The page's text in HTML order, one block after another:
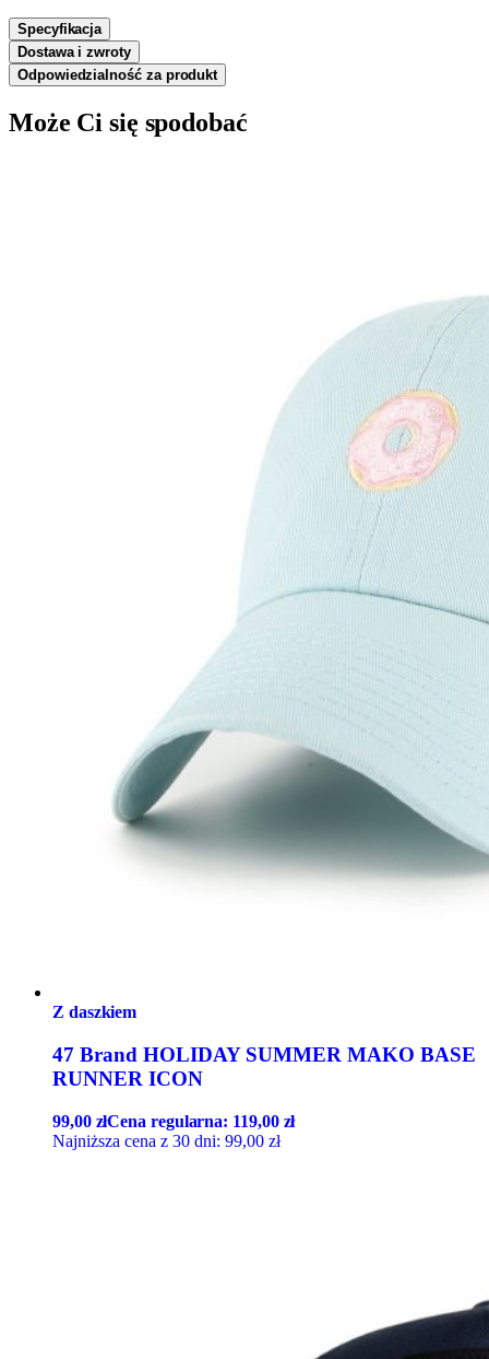
Specyfikacja
Dostawa i zwroty
Odpowiedzialność za produkt
Może Ci się spodobać
Z daszkiem
47 Brand HOLIDAY SUMMER MAKO BASE
RUNNER ICON
99,00 złCena regularna: 119,00 zł
Najniższa cena z 30 dni: 99,00 zł